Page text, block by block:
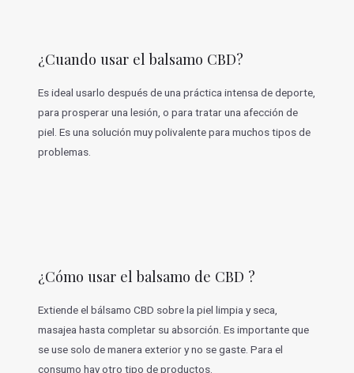
¿Cuando usar el balsamo CBD?
Es ideal usarlo después de una práctica intensa de deporte,
para prosperar una lesión, o para tratar una afección de
piel. Es una solución muy polivalente para muchos tipos de
problemas.
¿Cómo usar el balsamo de CBD ?
Extiende el bálsamo CBD sobre la piel limpia y seca,
masajea hasta completar su absorción. Es importante que
se use solo de manera exterior y no se gaste. Para el
consumo hay otro tipo de productos.